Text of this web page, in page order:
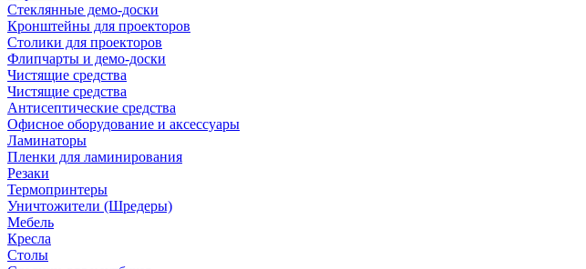
Стеклянные демо-доски
Кронштейны для проекторов
Столики для проекторов
Флипчарты и демо-доски
Чистящие средства
Чистящие средства
Антисептические средства
Офисное оборудование и аксессуары
Ламинаторы
Пленки для ламинирования
Резаки
Термопринтеры
Уничтожители (Шредеры)
Мебель
Кресла
Столы